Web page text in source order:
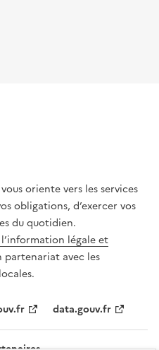
oriente vers les services
obligations, d’exercer vos
du quotidien.
légale et
partenariat avec les
data.gouv.fr